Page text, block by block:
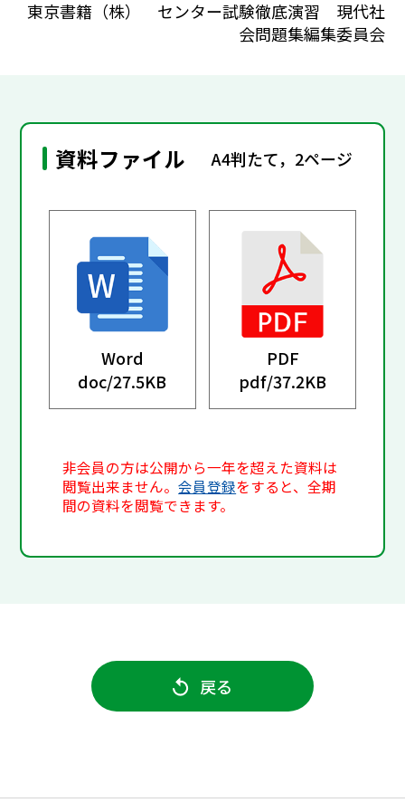
東京書籍（株） センター試験徹底演習 現代社
会問題集編集委員会
資料ファイル A4判たて，2ページ
Word
doc/27.5KB
PDF
pdf/37.2KB
非会員の方は公開から一年を超えた資料は
閲覧出来ません。会員登録をすると、全期
間の資料を閲覧できます。
戻る